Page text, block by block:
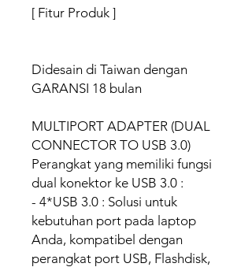
[ Fitur Produk ]
Didesain di Taiwan dengan
GARANSI 18 bulan
MULTIPORT ADAPTER (DUAL
CONNECTOR TO USB 3.0)
Perangkat yang memiliki fungsi
dual konektor ke USB 3.0 :
- 4*USB 3.0 : Solusi untuk
kebutuhan port pada laptop
Anda, kompatibel dengan
perangkat port USB, Flashdisk,